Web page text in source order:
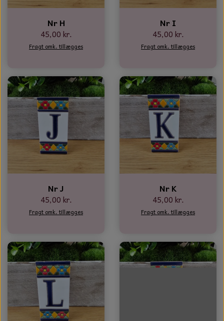
Nr H
45,00 kr.
Fragt omk. tillægges
Nr I
45,00 kr.
Fragt omk. tillægges
Nr J
45,00 kr.
Fragt omk. tillægges
Nr K
45,00 kr.
Fragt omk. tillægges